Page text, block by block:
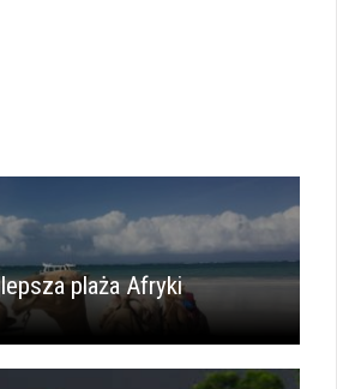
plaża Afryki